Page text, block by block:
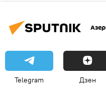
Telegram Дзен